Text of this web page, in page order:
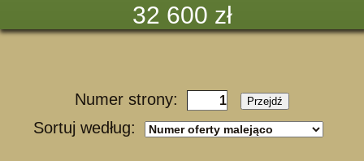
32 600 zł
Numer strony: Przejdź
Sortuj według: